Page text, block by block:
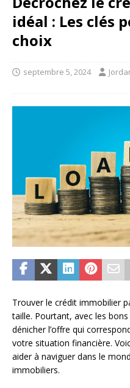
idéal : Les clés
choix
septembre 5, 2024
Trouver le crédit immobilier
taille. Pourtant, avec les
dénicher l’offre qui
votre situation financière.
aider à naviguer dans le
immobiliers.